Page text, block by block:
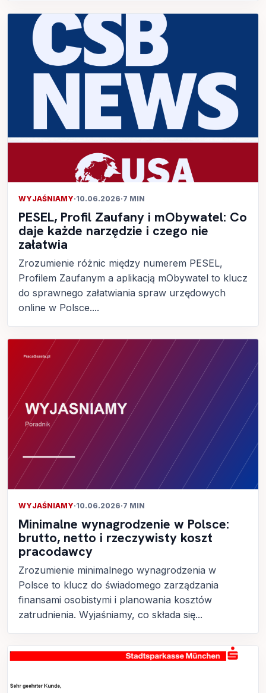
WYJAŚNIAMY·10.06.2026·7 MIN
PESEL, Profil Zaufany i mObywatel: Co
daje każde narzędzie i czego nie
załatwia
Zrozumienie różnic między numerem PESEL,
Profilem Zaufanym a aplikacją mObywatel to klucz
do sprawnego załatwiania spraw urzędowych
online w Polsce....
WYJAŚNIAMY·10.06.2026·7 MIN
Minimalne wynagrodzenie w Polsce:
brutto, netto i rzeczywisty koszt
pracodawcy
Zrozumienie minimalnego wynagrodzenia w
Polsce to klucz do świadomego zarządzania
finansami osobistymi i planowania kosztów
zatrudnienia. Wyjaśniamy, co składa się...